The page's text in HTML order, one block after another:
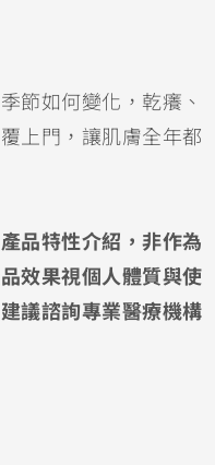
節如何變化，乾癢、
上門，讓肌膚全年都
品特性介紹，非作為
效果視個人體質與使
議諮詢專業醫療機構